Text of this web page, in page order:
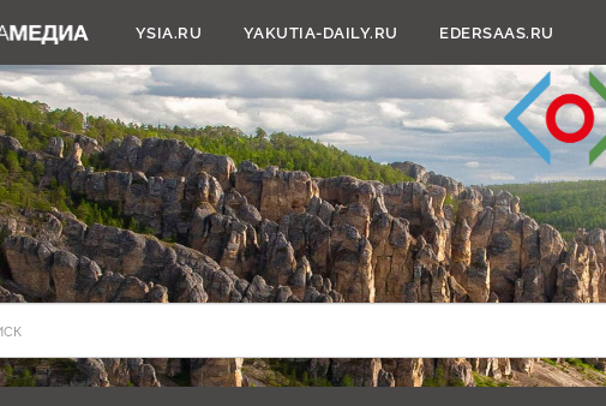
YSIA.RU YAKUTIA-DAILY.RU EDERSAAS.RU